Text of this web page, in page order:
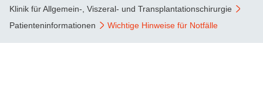
Klinik für Allgemein-, Viszeral- und Transplantationschirurgie
Patienteninformationen
Wichtige Hinweise für Notfälle